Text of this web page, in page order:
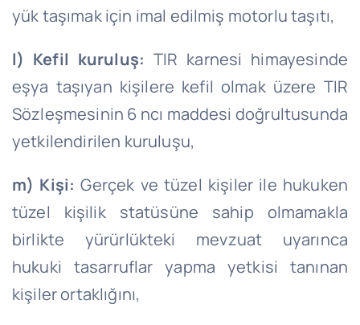
yük taşımak için imal edilmiş motorlu taşıtı,
l) Kefil kuruluş: TIR karnesi himayesinde
eşya taşıyan kişilere kefil olmak üzere TIR
Sözleşmesinin 6 ncı maddesi doğrultusunda
yetkilendirilen kuruluşu,
m) Kişi:Gerçek ve tüzel kişiler ile hukuken
tüzel kişilik statüsüne sahip olmamakla
birlikte yürürlükteki mevzuat uyarınca
hukuki tasarruflar yapma yetkisi tanınan
kişiler ortaklığını,